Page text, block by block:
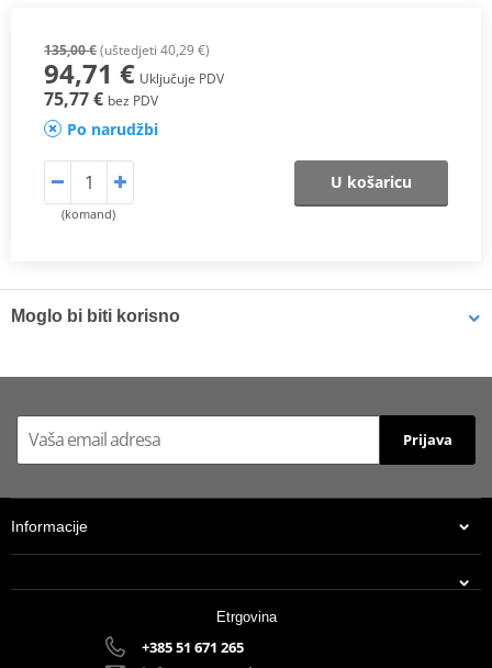
135,00 €(uštedjeti 40,29 €)
94,71 € Uključuje PDV
75,77 € bez PDV
Po narudžbi
(komand)
U košaricu
Moglo bi biti korisno
ml (ideal for workshops)
Prijava
Informacije
Etrgovina
+385 51 671 265